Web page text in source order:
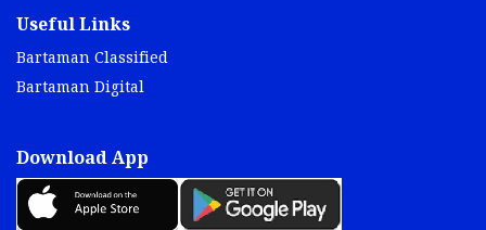
Useful Links
Bartaman Classified
Bartaman Digital
Download App